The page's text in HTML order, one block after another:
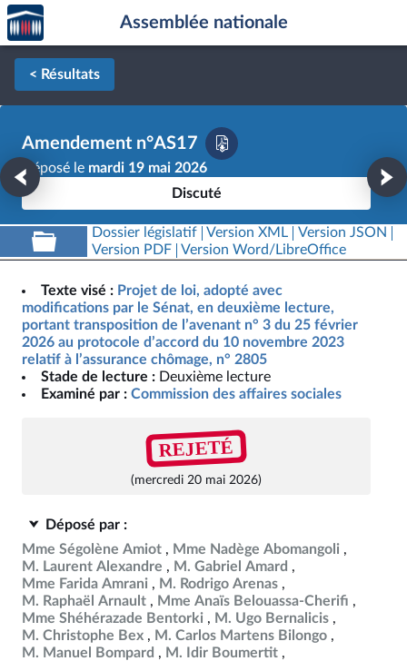
Aller au contenu
Aller en bas de la page
Accèder
à la
page
d'accueil
Assemblée nationale
< Résultats
Amendement n°AS17
Déposé le mardi 19 mai 2026
Discuté
Dossier législatif Version XML
Version JSON
Version PDF
Version Word/LibreOffice
Texte visé : Projet de loi, adopté avec
modifications par le Sénat, en deuxième lecture,
portant transposition de l’avenant n° 3 du 25 février
2026 au protocole d’accord du 10 novembre 2023
relatif à l’assurance chômage, n° 2805
Stade de lecture : Deuxième lecture
Examiné par : Commission des affaires sociales
REJETÉ
(mercredi 20 mai 2026)
Déposé par :
Mme Ségolène Amiot
Mme Nadège Abomangoli
M. Laurent Alexandre
M. Gabriel Amard
Mme Farida Amrani
M. Rodrigo Arenas
M. Raphaël Arnault
Mme Anaïs Belouassa-Cherifi
Mme Shéhérazade Bentorki
M. Ugo Bernalicis
M. Christophe Bex
M. Carlos Martens Bilongo
M. Manuel Bompard
M. Idir Boumertit